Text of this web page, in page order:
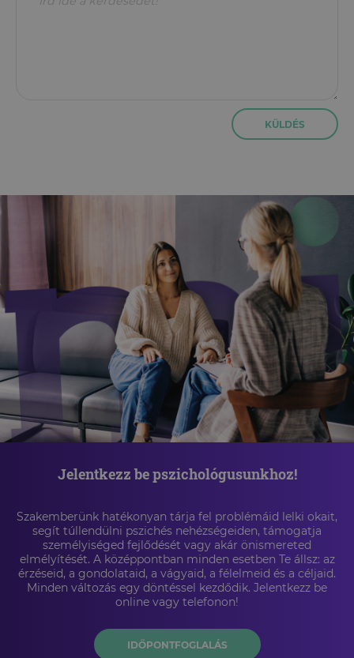
KÜLDÉS
Jelentkezz be pszichológusunkhoz!
Szakemberünk hatékonyan tárja fel problémáid lelki okait,
segít túllendülni pszichés nehézségeiden, támogatja
személyiséged fejlődését vagy akár önismereted
elmélyítését. A középpontban minden esetben Te állsz: az
érzéseid, a gondolataid, a vágyaid, a félelmeid és a céljaid.
Minden változás egy döntéssel kezdődik. Jelentkezz be
online vagy telefonon!
IDŐPONTFOGLALÁS